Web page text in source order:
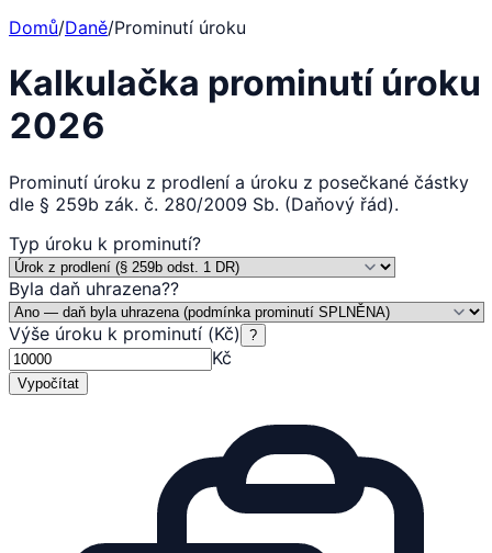
Domů/Daně/Prominutí úroku
Kalkulačka prominutí úroku
2026
Prominutí úroku z prodlení a úroku z posečkané částky
dle § 259b zák. č. 280/2009 Sb. (Daňový řád).
Typ úroku k prominutí?
Byla daň uhrazena??
Výše úroku k prominutí (Kč) ?
Kč
Vypočítat